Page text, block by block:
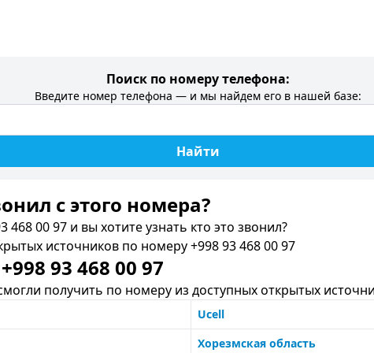
Поиск по номеру телефона:
Введите номер телефона — и мы найдем его в нашей базе:
Найти
c этого номера?
00 97 и вы хотите узнать кто это звонил?
источников по номеру +998 93 468 00 97
93 468 00 97
получить по номеру из доступных открытых
Ucell
Хорезмская область